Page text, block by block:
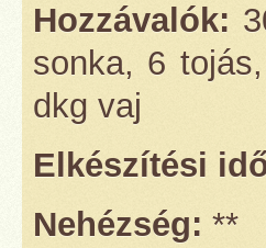
Hozzávalók:
sonka, 6
dkg vaj
Elkészítési
Nehézség: **